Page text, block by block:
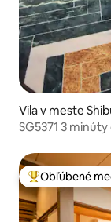
Vila v meste
SG5371 3
Obľúbené